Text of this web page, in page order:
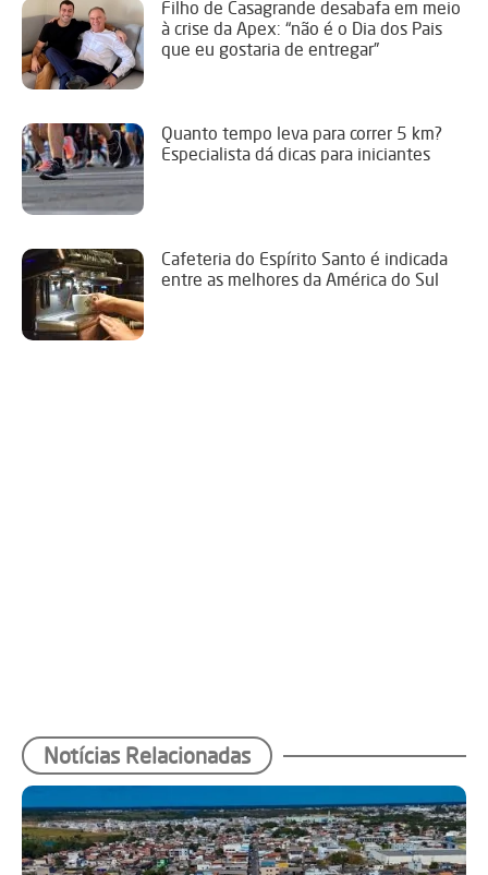
Filho de Casagrande desabafa em meio
à crise da Apex: “não é o Dia dos Pais
que eu gostaria de entregar”
Quanto tempo leva para correr 5 km?
Especialista dá dicas para iniciantes
Cafeteria do Espírito Santo é indicada
entre as melhores da América do Sul
Notícias Relacionadas